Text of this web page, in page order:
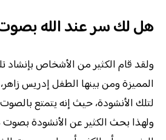
هل لك سر عند الله
ولقد قام الكثير من الأشخاص بإنشاد
المميزة ومن بينها الطفل إدريس زاهر،
لتلك الأنشودة، حيث إنه يتمتع
ولهذا بحث الكثير عن الأنشودة